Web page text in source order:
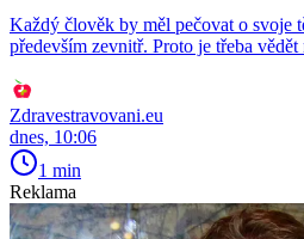
Každý člověk by měl pečovat o svoje
především zevnitř. Proto je třeba vědět
Zdravestravovani.eu
dnes, 10:06
1 min
Reklama